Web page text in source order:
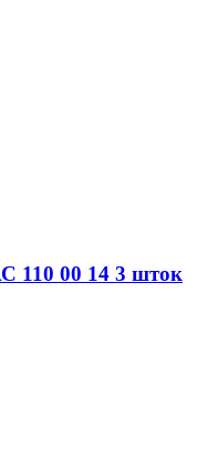
110 00 14 3 шток